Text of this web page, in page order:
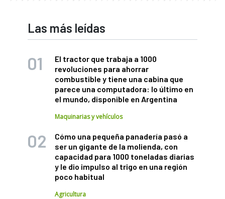
Las más leídas
El tractor que trabaja a 1000
revoluciones para ahorrar
combustible y tiene una cabina que
parece una computadora: lo último en
el mundo, disponible en Argentina
Maquinarias y vehículos
Cómo una pequeña panadería pasó a
ser un gigante de la molienda, con
capacidad para 1000 toneladas diarias
y le dio impulso al trigo en una región
poco habitual
Agricultura